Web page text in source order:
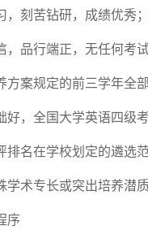
，刻苦钻研，成绩优秀
，品行端正，无任何考
方案规定的前三学年全
好，全国大学英语四级
排名在学校划定的遴选
学术专长或突出培养潜
序